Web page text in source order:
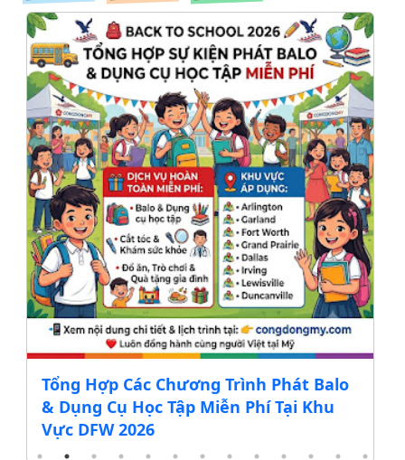
Tổng Hợp Các Chương Trình Phát Balo
& Dụng Cụ Học Tập Miễn Phí Tại Khu
Vực DFW 2026